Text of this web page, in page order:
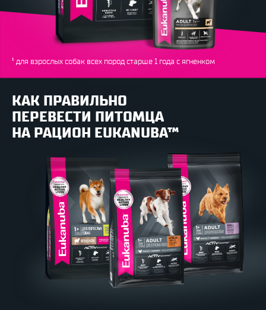
¹ для взрослых собак всех пород старше 1 года с ягненком
КАК ПРАВИЛЬНО
ПЕРЕВЕСТИ ПИТОМЦА
НА РАЦИОН EUKANUBA™